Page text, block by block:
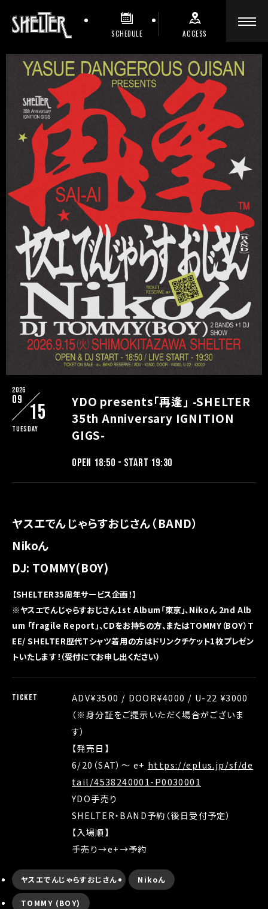
SCHEDULE ACCESS
2026
09
15
Tuesday
YDO presents「再逢」 -SHELTER
35th Anniversary IGNITION
GIGS-
OPEN 18:50 - START 19:30
ヤスエでんじゃらすおじさん（BAND）
Nikoん
DJ: TOMMY(BOY)
【SHELTER35周年サービス企画！】
※ヤスエでんじゃらすおじさん1st Album「東京」、Nikoん 2nd Alb
um 「fragile Report」、CDをお持ちの方、またはTOMMY（BOY）T
EE/ SHELTER歴代Tシャツ着用の方はドリンクチケット1枚プレゼン
トいたします！（受付にてお申し出ください）
TICKET
ADV¥3500 / DOOR¥4000 / U-22 ¥3000
（※身分証をご提示いただく場合がございま
す）
【発売日】
6/20（SAT）〜 e+ https://eplus.jp/sf/de
tail/4538240001-P0030001
YDO手売り
SHELTER・BAND予約（後日受付予定）
【入場順】
手売り→e+→予約
ヤスエでんじゃらすおじさん Nikoん
TOMMY (BOY)